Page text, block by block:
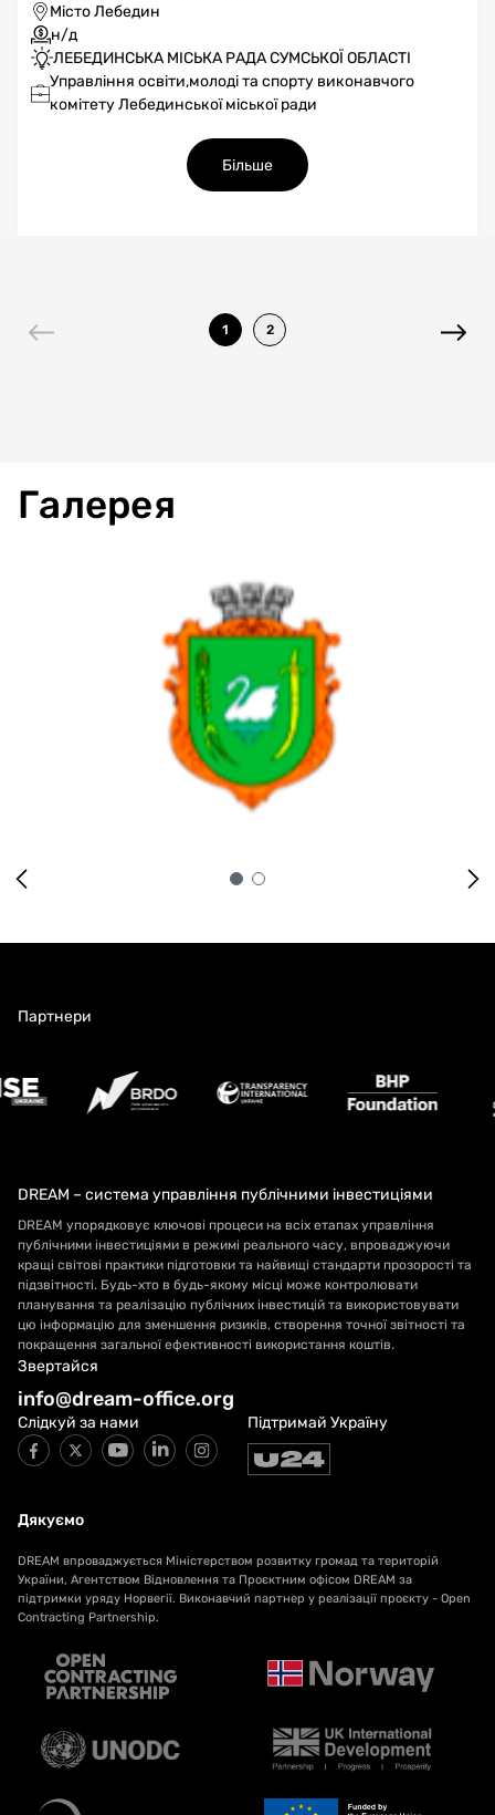
Місто Лебедин
н/д
ЛЕБЕДИНСЬКА МІСЬКА РАДА СУМСЬКОЇ ОБЛАСТІ
Управління освіти,молоді та спорту виконавчого
комітету Лебединської міської ради
Більше
1 2
Галерея
Партнери
DREAM – система управління публічними інвестиціями
DREAM упорядковує ключові процеси на всіх етапах управління
публічними інвестиціями в режимі реального часу, впроваджуючи
кращі світові практики підготовки та найвищі стандарти прозорості та
підзвітності. Будь-хто в будь-якому місці може контролювати
планування та реалізацію публічних інвестицій та використовувати
цю інформацію для зменшення ризиків, створення точної звітності та
покращення загальної ефективності використання коштів.
Звертайся
info@dream-office.org
Слідкуй за нами Підтримай Україну
Дякуємо
DREAM впроваджується Міністерством розвитку громад та територій
України, Агентством Відновлення та Проєктним офісом DREAM за
підтримки уряду Норвегії. Виконавчий партнер у реалізації проєкту - Open
Contracting Partnership.